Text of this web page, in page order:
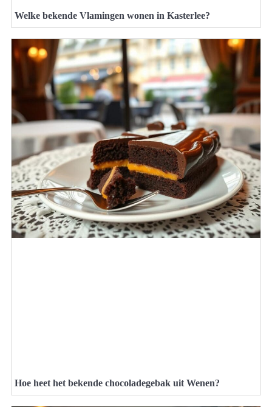
Welke bekende Vlamingen wonen in Kasterlee?
Hoe heet het bekende chocoladegebak uit Wenen?